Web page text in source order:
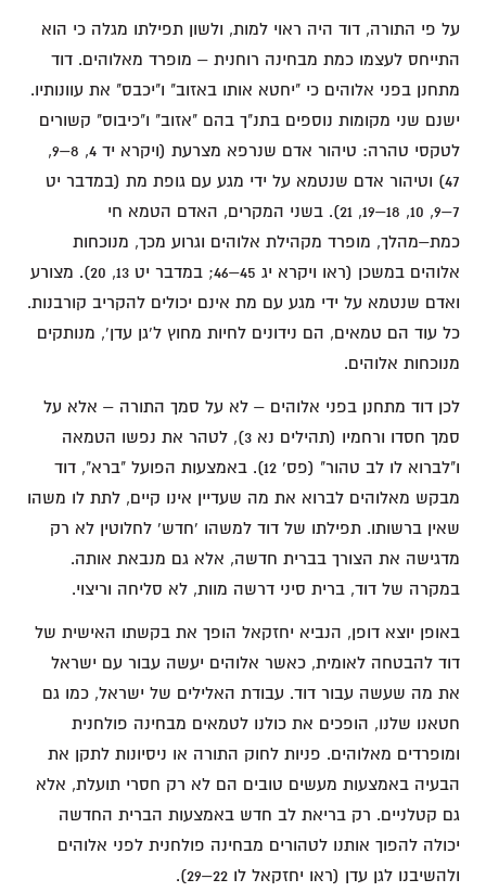
על פי התורה, דוד היה ראוי למות, ולשון תפילתו מגלה כי הוא
התייחס לעצמו כמת מבחינה רוחנית – מופרד מאלוהים. דוד
מתחנן בפני אלוהים כי "יחטא אותו באזוב" ו"יכבס" את עוונותיו.
ישנם שני מקומות נוספים בתנ"ך בהם "אזוב" ו"כיבוס" קשורים
לטקסי טהרה: טיהור אדם שנרפא מצרעת (ויקרא יד 4, 8–9,
47) וטיהור אדם שנטמא על ידי מגע עם גופת מת (במדבר יט
7–9, 10, 18–19, 21). בשני המקרים, האדם הטמא חי
כמת–מהלך, מופרד מקהילת אלוהים וגרוע מכך, מנוכחות
אלוהים במשכן (ראו ויקרא יג 45–46; במדבר יט 13, 20). מצורע
ואדם שנטמא על ידי מגע עם מת אינם יכולים להקריב קורבנות.
כל עוד הם טמאים, הם נידונים לחיות מחוץ ל'גן עדן', מנותקים
מנוכחות אלוהים.
לכן דוד מתחנן בפני אלוהים – לא על סמך התורה – אלא על
סמך חסדו ורחמיו (תהילים נא 3), לטהר את נפשו הטמאה
ו"לברוא לו לב טהור" (פס' 12). באמצעות הפועל "ברא", דוד
מבקש מאלוהים לברוא את מה שעדיין אינו קיים, לתת לו משהו
שאין ברשותו. תפילתו של דוד למשהו 'חדש' לחלוטין לא רק
מדגישה את הצורך בברית חדשה, אלא גם מנבאת אותה.
במקרה של דוד, ברית סיני דרשה מוות, לא סליחה וריצוי.
באופן יוצא דופן, הנביא יחזקאל הופך את בקשתו האישית של
דוד להבטחה לאומית, כאשר אלוהים יעשה עבור עם ישראל
את מה שעשה עבור דוד. עבודת האלילים של ישראל, כמו גם
חטאנו שלנו, הופכים את כולנו לטמאים מבחינה פולחנית
ומופרדים מאלוהים. פניות לחוק התורה או ניסיונות לתקן את
הבעיה באמצעות מעשים טובים הם לא רק חסרי תועלת, אלא
גם קטלניים. רק בריאת לב חדש באמצעות הברית החדשה
יכולה להפוך אותנו לטהורים מבחינה פולחנית לפני אלוהים
ולהשיבנו לגן עדן (ראו יחזקאל לו 22–29).